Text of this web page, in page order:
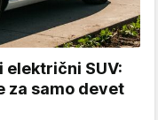
SUV:
za samo devet